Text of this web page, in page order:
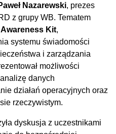
Nazarewski, prezes
z grupy WB. Tematem
Awareness Kit,
systemu świadomości
i zarządzania
możliwości
danych
działań operacyjnych oraz
rzeczywistym.
dyskusja z uczestnikami